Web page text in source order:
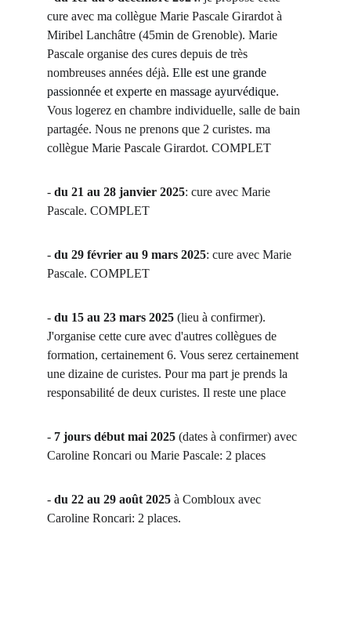
cure avec ma collègue Marie Pascale Girardot à
Miribel Lanchâtre (45min de Grenoble). Marie
Pascale organise des cures depuis de très
nombreuses années déjà. Elle est une grande
passionnée et experte en massage ayurvédique.
Vous logerez en chambre individuelle, salle de bain
partagée. Nous ne prenons que 2 curistes. ma
collègue Marie Pascale Girardot. COMPLET
- du 21 au 28 janvier 2025: cure avec Marie
Pascale. COMPLET
- du 29 février au 9 mars 2025: cure avec Marie
Pascale. COMPLET
- du 15 au 23 mars 2025 (lieu à confirmer).
J'organise cette cure avec d'autres collègues de
formation, certainement 6. Vous serez certainement
une dizaine de curistes. Pour ma part je prends la
responsabilité de deux curistes. Il reste une place
- 7 jours début mai 2025 (dates à confirmer) avec
Caroline Roncari ou Marie Pascale: 2 places
- du 22 au 29 août 2025 à Combloux avec
Caroline Roncari: 2 places.